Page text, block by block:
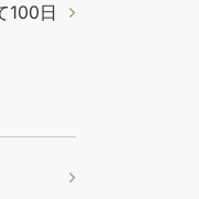
100日